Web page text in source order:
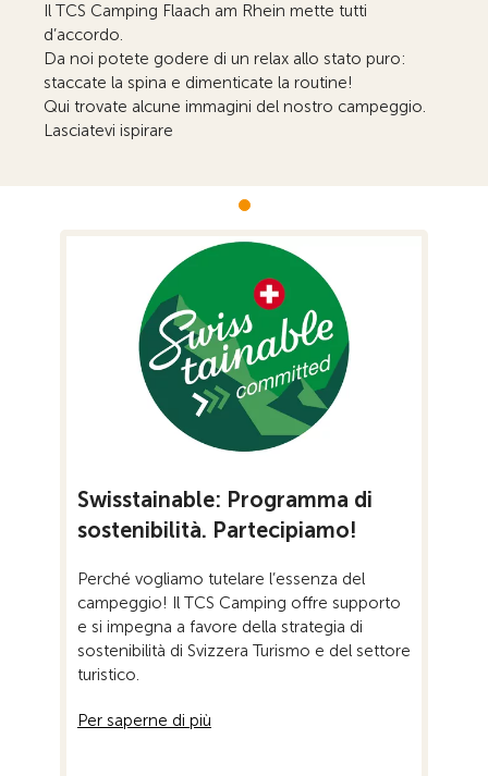
Il TCS Camping Flaach am Rhein mette tutti
d’accordo.
Da noi potete godere di un relax allo stato puro:
staccate la spina e dimenticate la routine!
Qui trovate alcune immagini del nostro campeggio.
Lasciatevi ispirare
Swisstainable: Programma di
sostenibilità. Partecipiamo!
Perché vogliamo tutelare l’essenza del
campeggio! Il TCS Camping offre supporto
e si impegna a favore della strategia di
sostenibilità di Svizzera Turismo e del settore
turistico.
Per saperne di più